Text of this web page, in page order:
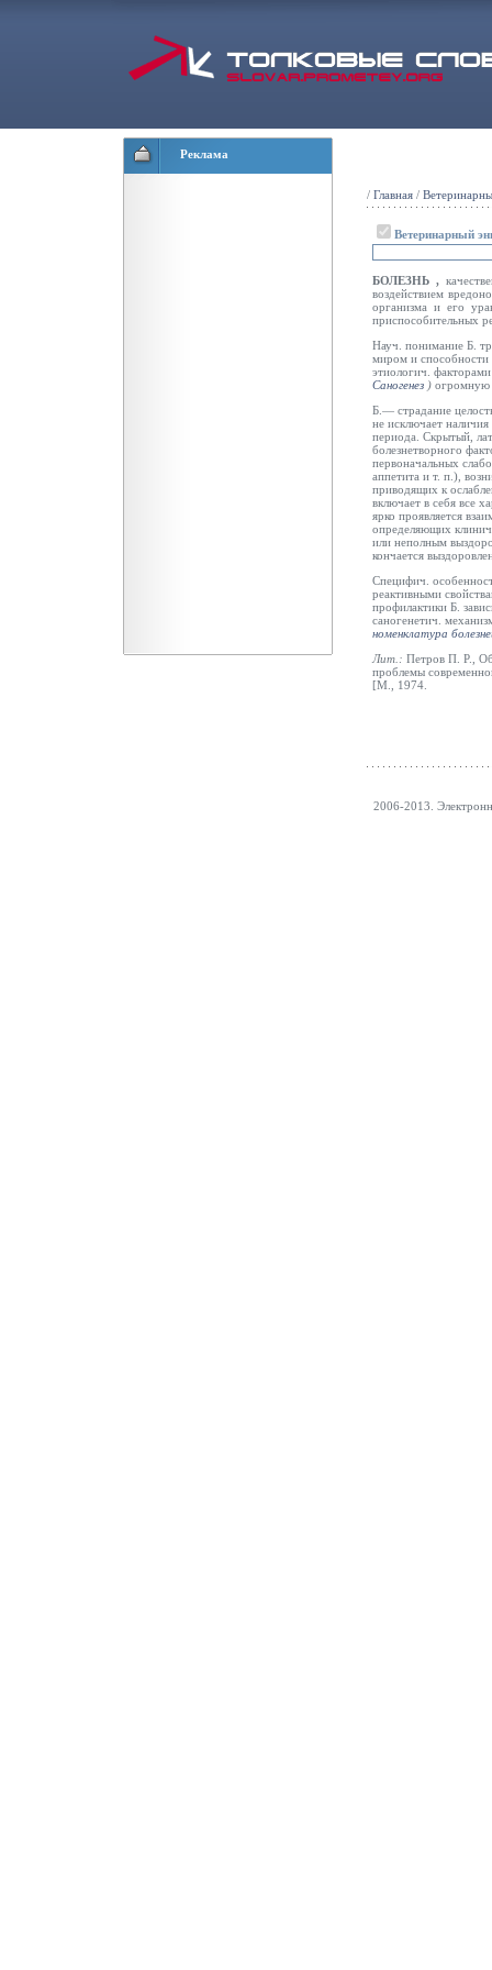
Реклама
/ Главная /
Ветеринарный
БОЛЕЗНЬ ,
воздействием
организма и его
приспособительных
Науч. понимание Б.
миром и способности
этиологич.
Саногенез ) огромную
Б.— страдание
не исключает
периода. Скрытый,
болезнетворного
первоначальных
аппетита и т. п.),
приводящих к
включает в себя все
ярко проявляется
определяющих
или неполным
кончается
Специфич.
реактивными
профилактики Б.
саногенетич.
номенклатура
Лит.: Петров П. Р.,
проблемы
[М., 1974.
2006-2013.